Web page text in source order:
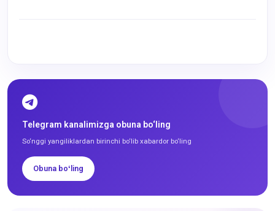
Telegram kanalimizga obuna bo‘ling
So‘nggi yangiliklardan birinchi bo‘lib xabardor bo‘ling
Obuna boʻling